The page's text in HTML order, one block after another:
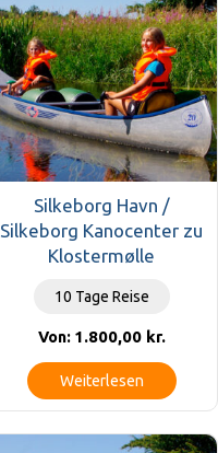
Silkeborg Havn /
Silkeborg Kanocenter zu
Klostermølle
10 Tage Reise
Von: 1.800,00 kr.
Weiterlesen